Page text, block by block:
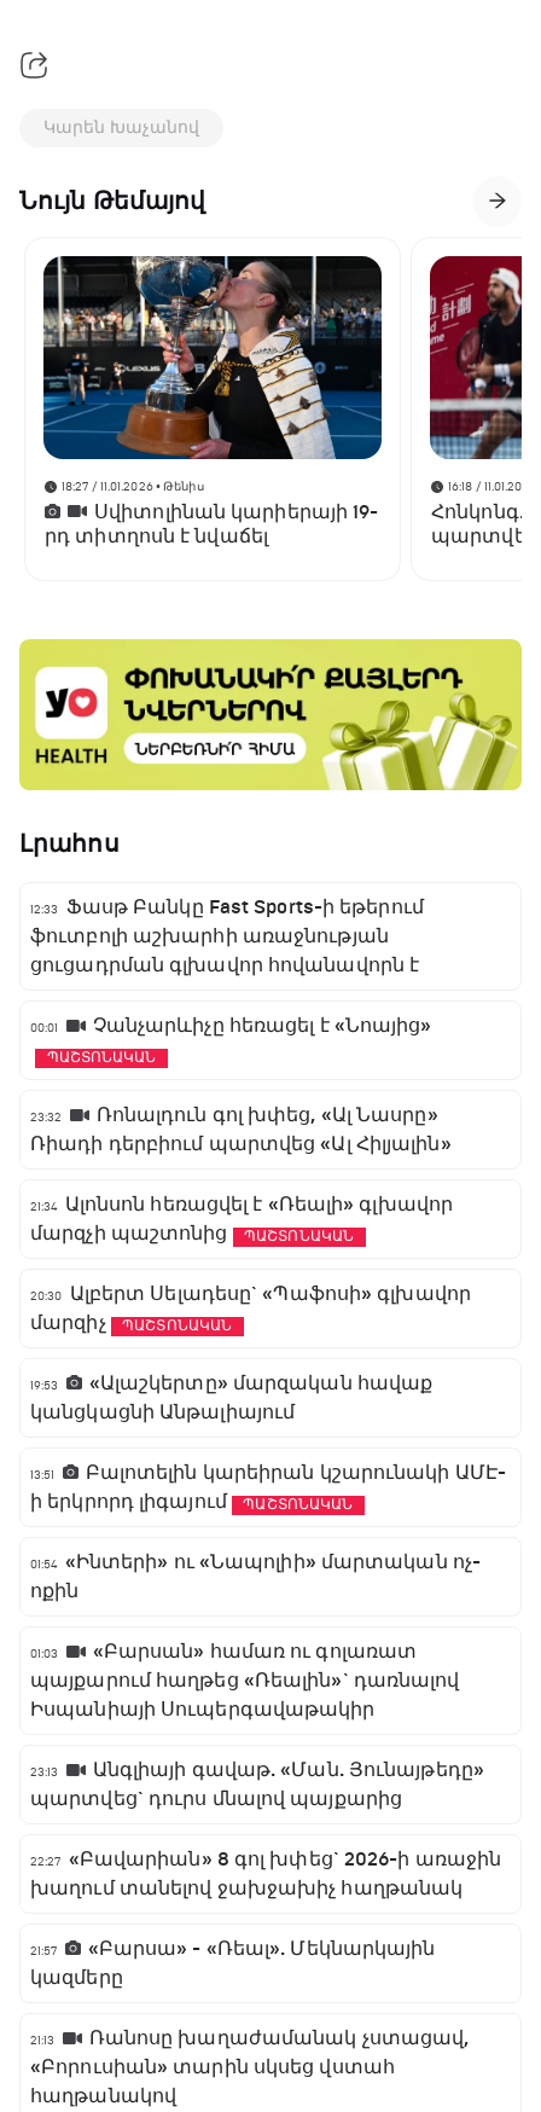
Կարեն Խաչանով
Նույն Թեմայով
18:27 / 11.01.2026• Թենիս
Սվիտոլինան կարիերայի 19-
րդ տիտղոսն է նվաճել
16:18 / 11.01.2026
Հոնկոնգ.
Լրահոս
12:33
Ֆասթ Բանկը Fast Sports-ի եթերում
ֆուտբոլի աշխարհի առաջնության
ցուցադրման գլխավոր հովանավորն է
00:01 Չանչարևիչը հեռացել է «Նոայից»
ՊԱՇՏՈՆԱԿԱՆ
23:32
Ռոնալդուն գոլ խփեց, «Ալ Նասրը»
Ռիադի դերբիում պարտվեց «Ալ Հիլյալին»
21:34 Ալոնսոն հեռացվել է «Ռեալի» գլխավոր
մարզչի պաշտոնից
ՊԱՇՏՈՆԱԿԱՆ
20:30
Ալբերտ Սելադեսը` «Պաֆոսի» գլխավոր
մարզիչ
ՊԱՇՏՈՆԱԿԱՆ
19:53
«Ալաշկերտը» մարզական հավաք
կանցկացնի Անթալիայում
13:51
Բալոտելին կարեիրան կշարունակի ԱՄԷ-
ի երկրորդ լիգայում
ՊԱՇՏՈՆԱԿԱՆ
01:54 «Ինտերի» ու «Նապոլիի» մարտական ոչ-
ոքին
01:03
«Բարսան» համառ ու գոլառատ
պայքարում հաղթեց «Ռեալին»` դառնալով
Իսպանիայի Սուպերգավաթակիր
23:13
Անգլիայի գավաթ. «Ման. Յունայթեդը»
պարտվեց` դուրս մնալով պայքարից
22:27 «Բավարիան» 8 գոլ խփեց` 2026-ի առաջին
խաղում տանելով ջախջախիչ հաղթանակ
21:57
«Բարսա» - «Ռեալ». Մեկնարկային
կազմերը
21:13
Ռանոսը խաղաժամանակ չստացավ,
«Բորուսիան» տարին սկսեց վստահ
հաղթանակով